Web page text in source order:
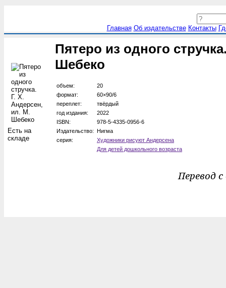
Главная Об издательстве Контакты
Есть на
складе
Пятеро из одного
Шебеко
объем:
20
формат:
60×90/6
переплет:
твёрдый
год издания:
2022
ISBN:
978-5-4335-0956-6
Издательство:
Нигма
серия:
Художники рисуют Андерсена
Для детей дошкольного возраста
Перевод